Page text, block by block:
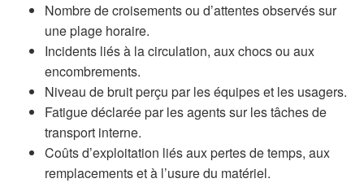
Nombre de croisements ou d’attentes observés sur
une plage horaire.
Incidents liés à la circulation, aux chocs ou aux
encombrements.
Niveau de bruit perçu par les équipes et les usagers.
Fatigue déclarée par les agents sur les tâches de
transport interne.
Coûts d’exploitation liés aux pertes de temps, aux
remplacements et à l’usure du matériel.